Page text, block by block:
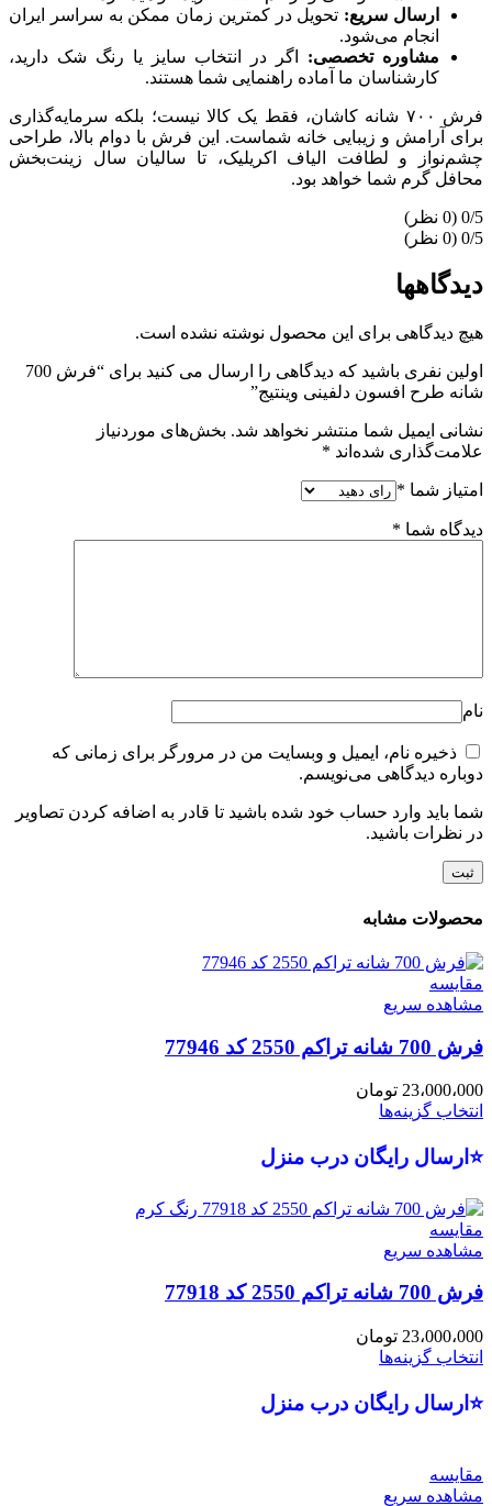
ارسال سریع: تحویل در کمترین زمان ممکن به سراسر ایران
انجام می‌شود.
مشاوره تخصصی:
اگر در انتخاب سایز یا رنگ شک دارید،
کارشناسان ما آماده راهنمایی شما هستند.
فرش ۷۰۰ شانه کاشان، فقط یک کالا نیست؛ بلکه سرمایه‌گذاری
برای آرامش و زیبایی خانه شماست. این فرش با دوام بالا، طراحی
چشم‌نواز و لطافت الیاف اکریلیک، تا سالیان سال زینت‌بخش
محافل گرم شما خواهد بود.
‫0/5
‫0/5
دیدگاهها
هیچ دیدگاهی برای این محصول نوشته نشده است.
اولین نفری باشید که دیدگاهی را ارسال می کنید برای “فرش 700
شانه طرح افسون دلفینی وینتیج”
نشانی ایمیل شما منتشر نخواهد شد. بخش‌های موردنیاز
علامت‌گذاری شده‌اند *
امتیاز شما *
دیدگاه شما *
نام
ذخیره نام، ایمیل و وبسایت من در مرورگر برای زمانی که
دوباره دیدگاهی می‌نویسم.
شما باید وارد حساب خود شده باشید تا قادر به اضافه کردن تصاویر
در نظرات باشید.
محصولات مشابه
مقایسه
مشاهده سریع
فرش 700 شانه تراکم 2550 کد 77946
23،000،000 تومان
انتخاب گزینه‌ها
⭐ارسال رایگان درب منزل
مقایسه
مشاهده سریع
فرش 700 شانه تراکم 2550 کد 77918
23،000،000 تومان
انتخاب گزینه‌ها
⭐ارسال رایگان درب منزل
مقایسه
مشاهده سریع